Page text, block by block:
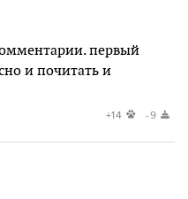
первый
и почитать и
+14 -9